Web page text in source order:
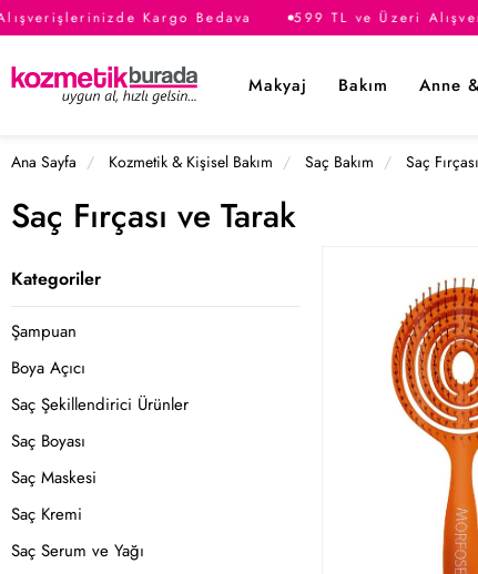
Kargo Bedava 599 TL ve Üzeri
Makyaj Bakım Anne
Ana Sayfa Kozmetik & Kişisel Bakım Saç Bakım Saç
Saç Fırçası ve Tarak
Kategoriler
Şampuan
Boya Açıcı
Saç Şekillendirici Ürünler
Saç Boyası
Saç Maskesi
Saç Kremi
Saç Serum ve Yağı